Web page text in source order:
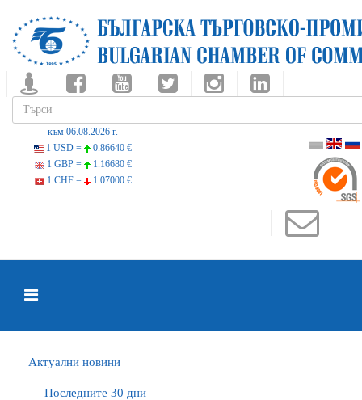
към 06.08.2026 г.
1 USD =
0.86640 €
1 GBP =
1.16680 €
1 CHF =
1.07000 €
Актуални новини
Последните 30 дни